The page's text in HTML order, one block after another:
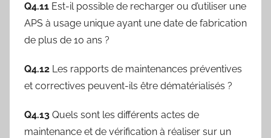
Q4.11 Est-il possible de recharger ou d’utiliser une
APS à usage unique ayant une date de fabrication
de plus de 10 ans ?
Q4.12 Les rapports de maintenances préventives
et correctives peuvent-ils être dématérialisés ?
Q4.13 Quels sont les différents actes de
maintenance et de vérification à réaliser sur un